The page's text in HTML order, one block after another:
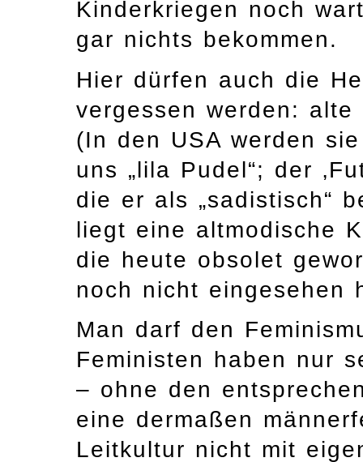
Kinderkriegen noch
gar nichts bekommen.
Hier dürfen auch die
vergessen werden:
(In den USA werden
uns „lila Pudel“; der
die er als „sadistisch“
liegt eine altmodische
die heute obsolet
noch nicht eingesehen
Man darf den
Feministen haben nur
– ohne den
eine dermaßen
Leitkultur nicht mit